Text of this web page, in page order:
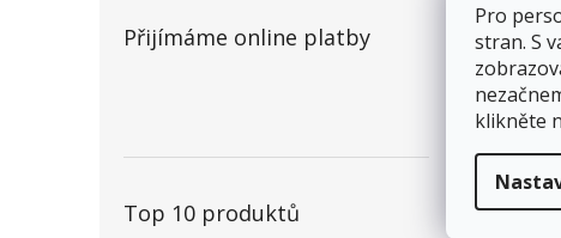
Pro
stran. S
klikněte
Přijímáme online platby
Top 10 produktů